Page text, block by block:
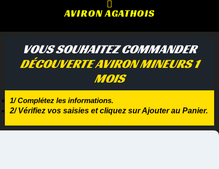
AVIRON AGATHOIS
VOUS SOUHAITEZ COMMANDER
DÉCOUVERTE AVIRON MINEURS 1
MOIS
1/ Complétez les informations.
2/ Vérifiez vos saisies et cliquez sur Ajouter au Panier.